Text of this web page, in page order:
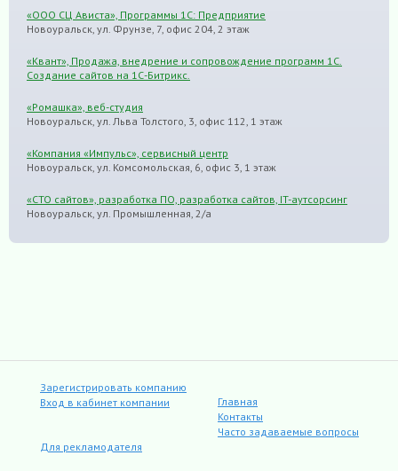
«ООО СЦ Ависта», Программы 1С: Предприятие
Новоуральск, ул. Фрунзе, 7, офис 204, 2 этаж
«Квант», Продажа, внедрение и сопровождение программ 1С.
Создание сайтов на 1С-Битрикс.
«Ромашка», веб-студия
Новоуральск, ул. Льва Толстого, 3, офис 112, 1 этаж
«Компания «Импульс», сервисный центр
Новоуральск, ул. Комсомольская, 6, офис 3, 1 этаж
«СТО сайтов», разработка ПО, разработка сайтов, IT-аутсорсинг
Новоуральск, ул. Промышленная, 2/а
Зарегистрировать компанию
Вход в кабинет компании
Главная
Контакты
Часто задаваемые вопросы
Для рекламодателя